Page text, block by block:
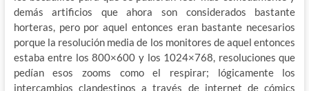
demás artificios que ahora son considerados bastante
horteras, pero por aquel entonces eran bastante necesarios
porque la resolución media de los monitores de aquel entonces
estaba entre los 800×600 y los 1024×768, resoluciones que
pedían esos zooms como el respirar; lógicamente los
intercambios clandestinos a través de internet de cómics